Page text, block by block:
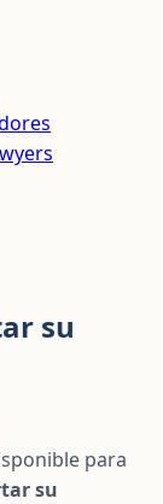
su
para
su